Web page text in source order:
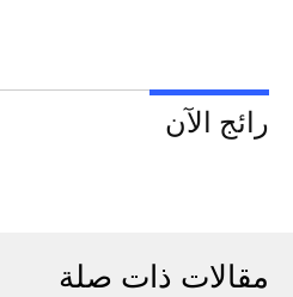
رائج الآن
مقالات ذات صلة